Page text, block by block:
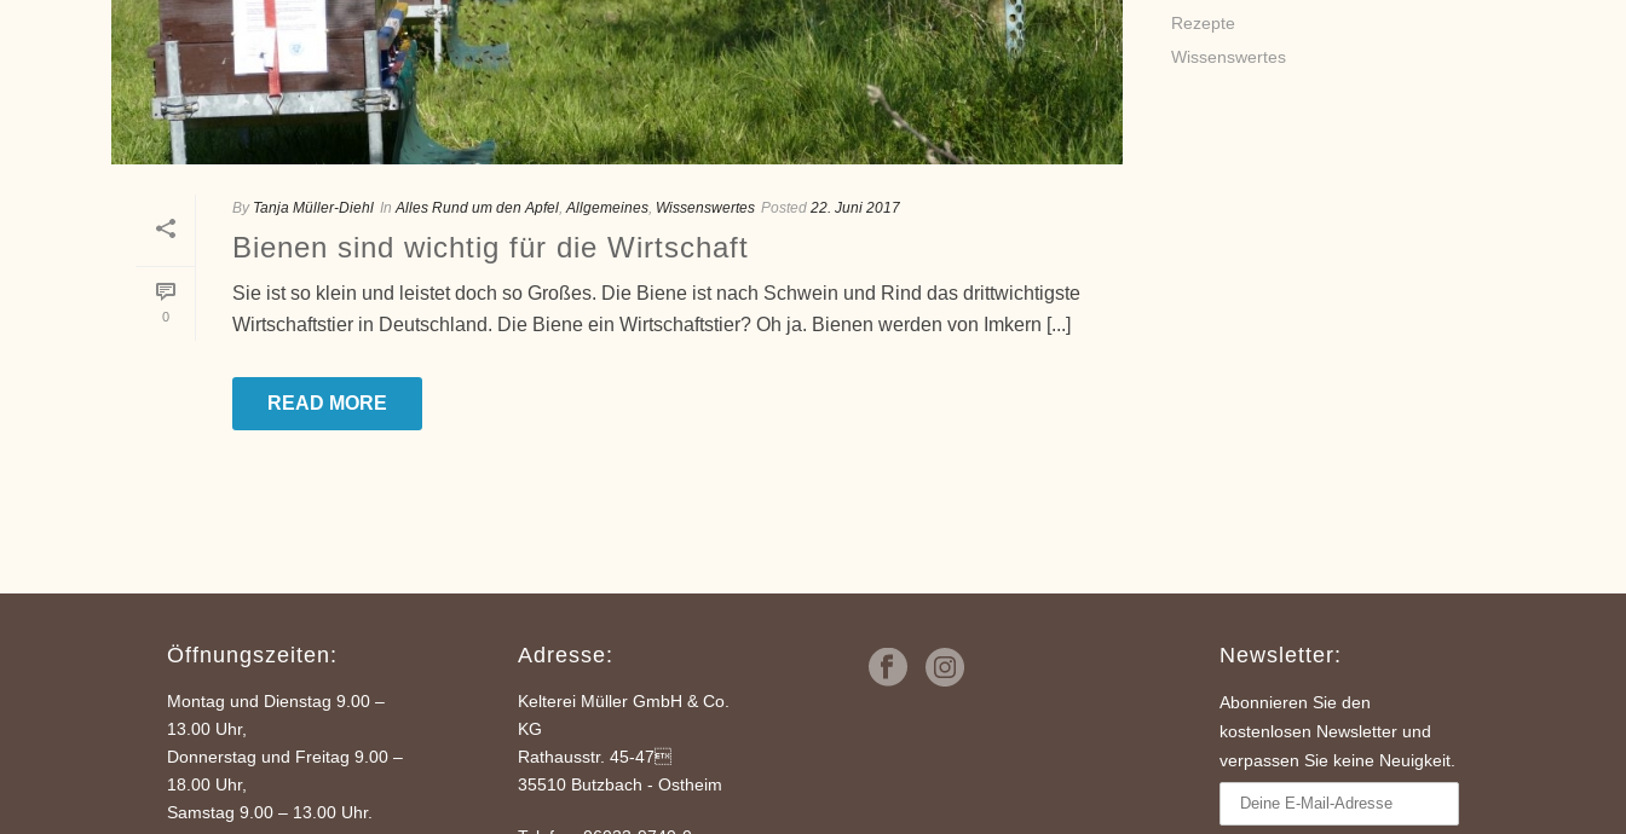
0
By Tanja Müller-Diehl In Alles Rund um den Apfel,Allgemeines, Wissenswertes Posted 22. Juni 2017
Bienen sind wichtig für die Wirtschaft
Sie ist so klein und leistet doch so Großes. Die Biene ist nach Schwein und Rind das drittwichtigste
Wirtschaftstier in Deutschland. Die Biene ein Wirtschaftstier? Oh ja. Bienen werden von Imkern [...]
READ MORE
Rezepte
Wissenswertes
Öffnungszeiten:
Montag und Dienstag 9.00 –
13.00 Uhr,
Donnerstag und Freitag 9.00 –
18.00 Uhr,
Samstag 9.00 – 13.00 Uhr.
Adresse:
Kelterei Müller GmbH & Co.
KG
Rathausstr. 45-47
35510 Butzbach - Ostheim
Newsletter:
Abonnieren Sie den
kostenlosen Newsletter und
verpassen Sie keine Neuigkeit.